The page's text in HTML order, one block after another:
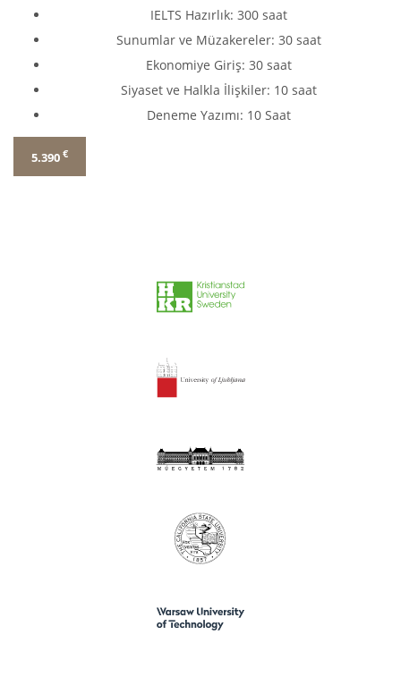
IELTS Hazırlık: 300 saat
Sunumlar ve Müzakereler: 30 saat
Ekonomiye Giriş: 30 saat
Siyaset ve Halkla İlişkiler: 10 saat
Deneme Yazımı: 10 Saat
5.390 €